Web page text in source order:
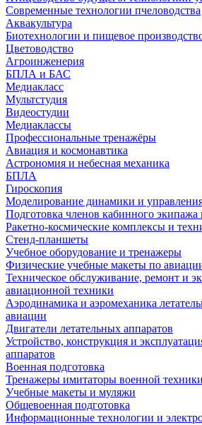
Современные технологии пчеловодства
Аквакультура
Биотехнологии и пищевое
Цветоводство
Агроинженерия
БПЛА и БАС
Медиакласс
Мультстудия
Видеостудии
Медиаклассы
Профессиональные тренажёры
Авиация и космонавтика
Астрономия и небесная механика
БПЛА
Гироскопия
Моделирование динамики и
Подготовка членов кабинного
Ракетно-космические комплексы и
Стенд-планшеты
Учебное оборудование и тренажеры
Физические учебные макеты по
Техническое обслуживание, ремонт и
авиационной техники
Аэродинамика и аэромеханика
авиации
Двигатели летательных аппаратов
Устройство, конструкция и
аппаратов
Военная подготовка
Тренажеры имитаторы военной техники
Учебные макеты и муляжи
Общевоенная подготовка
Информационные технологии и